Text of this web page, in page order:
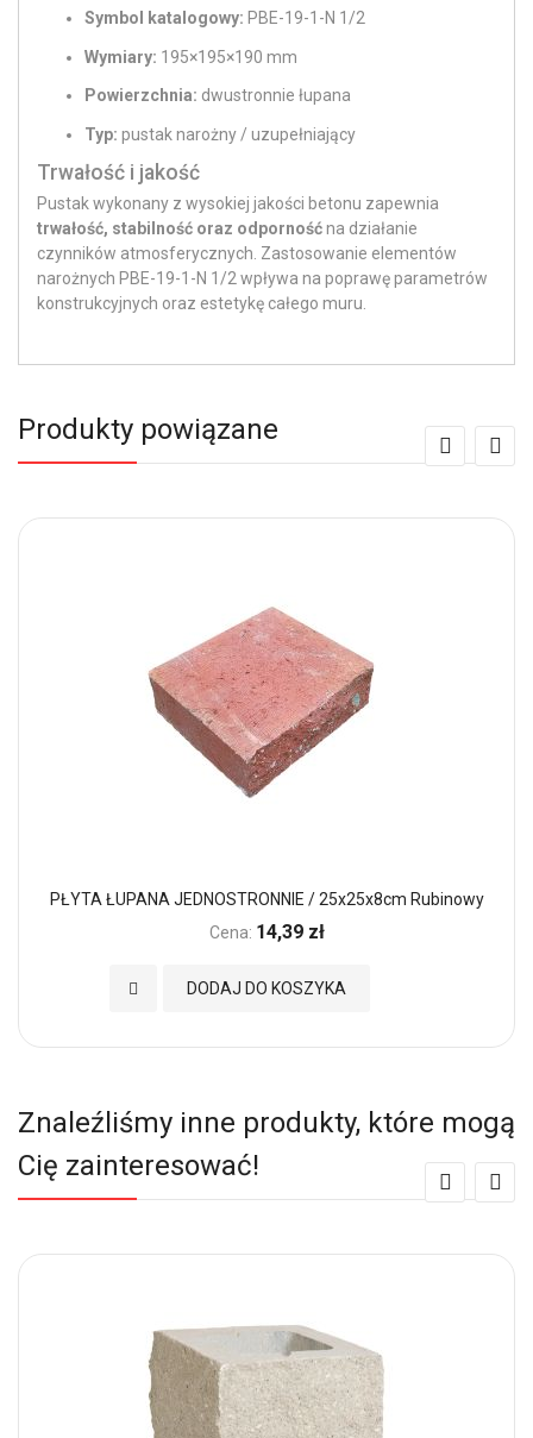
Symbol katalogowy: PBE-19-1-N 1/2
Wymiary: 195×195×190 mm
Powierzchnia: dwustronnie łupana
Typ: pustak narożny / uzupełniający
Trwałość i jakość
Pustak wykonany z wysokiej jakości betonu zapewnia
trwałość, stabilność oraz odpornośćna działanie
czynników atmosferycznych. Zastosowanie elementów
narożnych PBE-19-1-N 1/2 wpływa na poprawę parametrów
konstrukcyjnych oraz estetykę całego muru.
Produkty powiązane
PŁYTA ŁUPANA JEDNOSTRONNIE / 25x25x8cm Rubinowy
Cena: 14,39 zł
DODAJ DO KOSZYKA
Dodaj do Ulubionych
Znaleźliśmy inne produkty, które mogą
Cię zainteresować!